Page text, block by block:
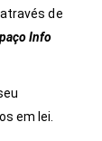
de
Info
em lei.